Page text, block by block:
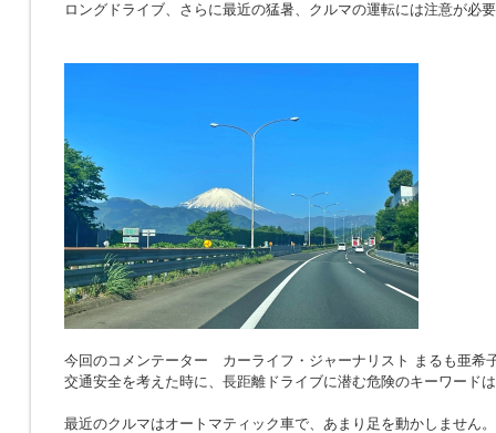
ロングドライブ、さらに最近の猛暑、クルマの運転には注意が必
今回のコメンテーター カーライフ・ジャーナリスト まるも亜希
交通安全を考えた時に、長距離ドライブに潜む危険のキーワード
最近のクルマはオートマティック車で、あまり足を動かしません。